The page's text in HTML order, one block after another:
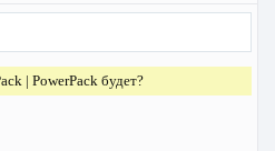
| PowerPack будет?